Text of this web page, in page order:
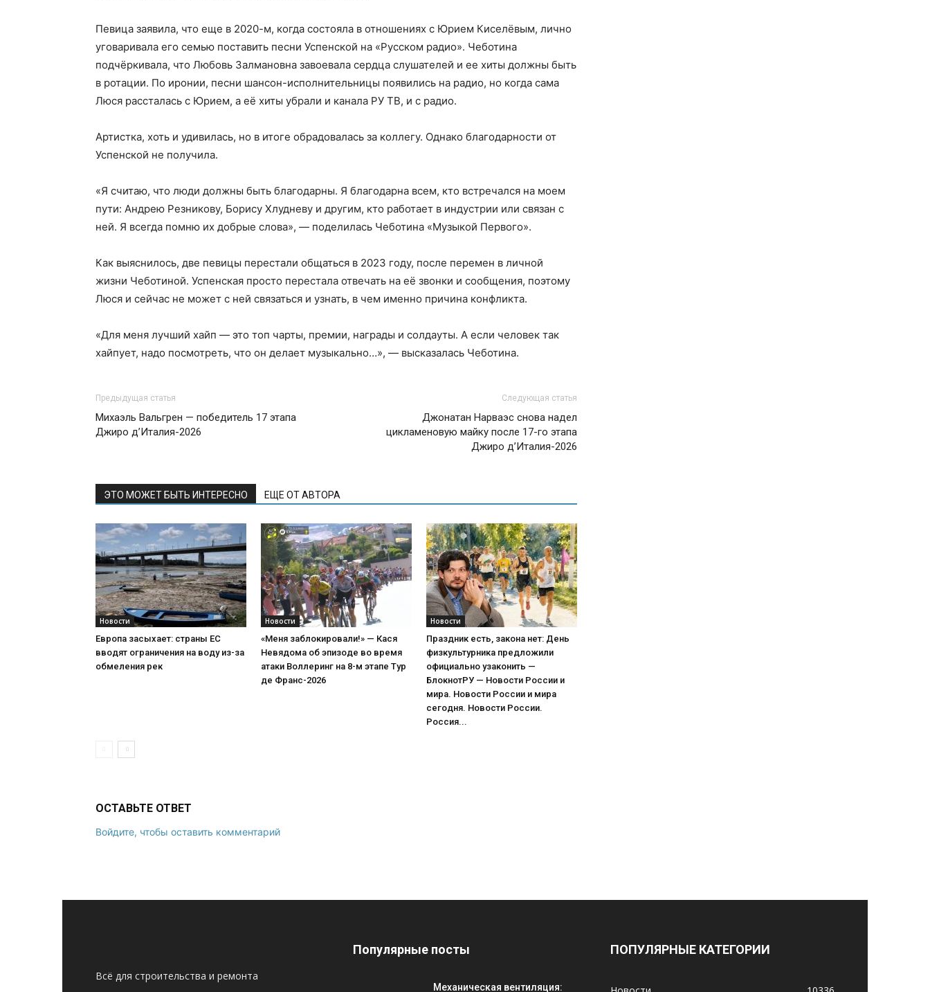
Певица заявила, что еще в 2020-м, когда состояла в отношениях с Юрием Киселёвым, лично
уговаривала его семью поставить песни Успенской на «Русском радио». Чеботина
подчёркивала, что Любовь Залмановна завоевала сердца слушателей и ее хиты должны быть
в ротации. По иронии, песни шансон-исполнительницы появились на радио, но когда сама
Люся рассталась с Юрием, а её хиты убрали и канала РУ ТВ, и с радио.
Артистка, хоть и удивилась, но в итоге обрадовалась за коллегу. Однако благодарности от
Успенской не получила.
«Я считаю, что люди должны быть благодарны. Я благодарна всем, кто встречался на моем
пути: Андрею Резникову, Борису Хлудневу и другим, кто работает в индустрии или связан с
ней. Я всегда помню их добрые слова», — поделилась Чеботина «Музыкой Первого».
Как выяснилось, две певицы перестали общаться в 2023 году, после перемен в личной
жизни Чеботиной. Успенская просто перестала отвечать на её звонки и сообщения, поэтому
Люся и сейчас не может с ней связаться и узнать, в чем именно причина конфликта.
«Для меня лучший хайп — это топ чарты, премии, награды и солдауты. А если человек так
хайпует, надо посмотреть, что он делает музыкально…», — высказалась Чеботина.
Предыдущая статья
Михаэль Вальгрен — победитель 17 этапа
Джиро д’Италия-2026
Следующая статья
Джонатан Нарваэс снова надел
цикламеновую майку после 17-го этапа
Джиро д’Италия-2026
ЭТО МОЖЕТ БЫТЬ ИНТЕРЕСНО ЕЩЕ ОТ АВТОРА
Новости
Европа засыхает: страны ЕС
вводят ограничения на воду из-за
обмеления рек
Новости
«Меня заблокировали!» — Кася
Невядома об эпизоде во время
атаки Воллеринг на 8-м этапе Тур
де Франс-2026
Новости
Праздник есть, закона нет: День
физкультурника предложили
официально узаконить —
БлокнотРУ — Новости России и
мира. Новости России и мира
сегодня. Новости России.
Россия...
ОСТАВЬТЕ ОТВЕТ
Войдите, чтобы оставить комментарий
Всё для строительства и ремонта
Популярные посты
Механическая вентиляция:
ПОПУЛЯРНЫЕ КАТЕГОРИИ